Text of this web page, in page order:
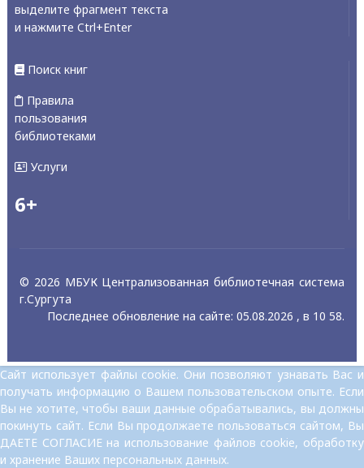
выделите фрагмент текста
и нажмите Ctrl+Enter
Поиск книг
Правила
пользования
библиотеками
Услуги
6+
© 2026 МБУК Централизованная библиотечная система
г.Сургута
Последнее обновление на сайте: 05.08.2026 , в 10 58.
Сайт использует файлы cookie. Они позволяют узнавать Вас и
получать информацию о Вашем пользовательском опыте. Если
Вы не хотите, чтобы ваши данные обрабатывались, вы должны
покинуть сайт. Если Вы продолжаете пользоваться сайтом, Вы
ДАЕТЕ СОГЛАСИЕ на использование файлов cookie, обработку
и хранение Ваших персональных данных.